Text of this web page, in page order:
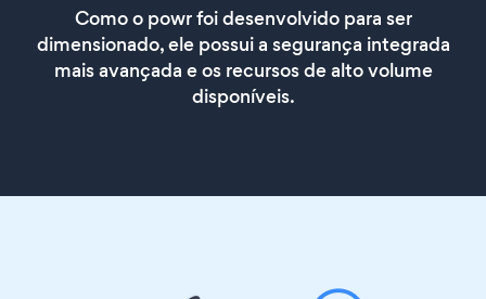
Como o powr foi desenvolvido para ser
dimensionado, ele possui a segurança integrada
mais avançada e os recursos de alto volume
disponíveis.